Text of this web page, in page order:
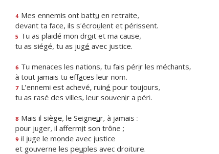
4 Mes ennemis ont battu en retraite,
devant ta face, ils s'écroulent et périssent.
5 Tu as plaidé mon droit et ma cause,
tu as siégé, tu as jugé avec justice.
6 Tu menaces les nations, tu fais périr les méchants,
à tout jamais tu effaces leur nom.
7 L'ennemi est achevé, ruiné pour toujours,
tu as rasé des villes, leur souvenir a péri.
8 Mais il siège, le Seigneur, à jamais :
pour juger, il affermit son trône ;
9 il juge le monde avec justice
et gouverne les peuples avec droiture.